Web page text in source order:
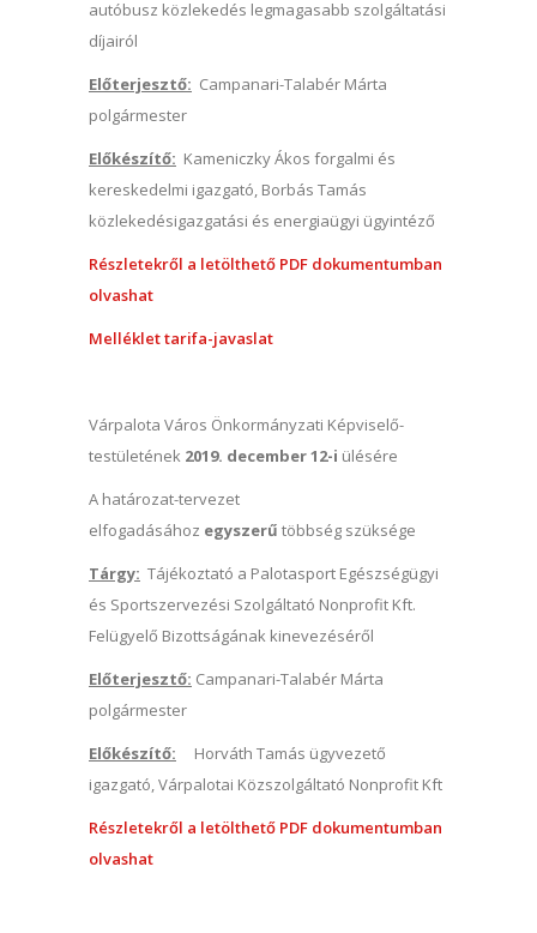
autóbusz közlekedés legmagasabb szolgáltatási
díjairól
Előterjesztő: Campanari-Talabér Márta
polgármester
Előkészítő: Kameniczky Ákos forgalmi és
kereskedelmi igazgató, Borbás Tamás
közlekedésigazgatási és energiaügyi ügyintéző
Részletekről a letölthető PDF dokumentumban
olvashat
Melléklet tarifa-javaslat
Várpalota Város Önkormányzati Képviselő-
testületének 2019. december 12-i ülésére
A határozat-tervezet
elfogadásához egyszerű többség szüksége
Tárgy: Tájékoztató a Palotasport Egészségügyi
és Sportszervezési Szolgáltató Nonprofit Kft.
Felügyelő Bizottságának kinevezéséről
Előterjesztő: Campanari-Talabér Márta
polgármester
Előkészítő: Horváth Tamás ügyvezető
igazgató, Várpalotai Közszolgáltató Nonprofit Kft
Részletekről a letölthető PDF dokumentumban
olvashat